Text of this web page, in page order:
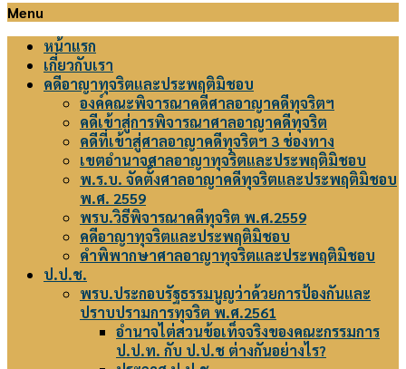
Primary
Menu
Menu
หน้าแรก
เกี่ยวกับเรา
คดีอาญาทุจริตและประพฤติมิชอบ
องค์คณะพิจารณาคดีศาลอาญาคดีทุจริตฯ
คดีเข้าสู่การพิจารณาศาลอาญาคดีทุจริต
คดีที่เข้าสู่ศาลอาญาคดีทุจริตฯ 3 ช่องทาง
เขตอำนาจศาลอาญาทุจริตและประพฤติมิชอบ
พ.ร.บ. จัดตั้งศาลอาญาคดีทุจริตและประพฤติมิชอบ
พ.ศ. 2559
พรบ.วิธีพิจารณาคดีทุจริต พ.ศ.2559
คดีอาญาทุจริตและประพฤติมิชอบ
คำพิพากษาศาลอาญาทุจริตและประพฤติมิชอบ
ป.ป.ช.
พรบ.ประกอบรัฐธรรมนูญว่าด้วยการป้องกันและ
ปราบปรามการทุจริต พ.ศ.2561
อำนาจไต่สวนข้อเท็จจริงของคณะกรรมการ
ป.ป.ท. กับ ป.ป.ช ต่างกันอย่างไร?